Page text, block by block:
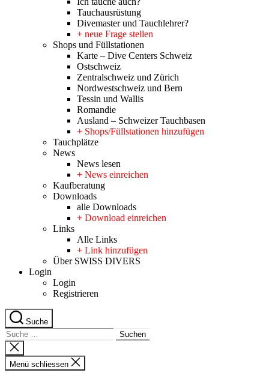
Tauchausrüstung
Divemaster und Tauchlehrer?
+ neue Frage stellen
Shops und Füllstationen
Karte – Dive Centers Schweiz
Ostschweiz
Zentralschweiz und Zürich
Nordwestschweiz und Bern
Tessin und Wallis
Romandie
Ausland – Schweizer Tauchbasen
+ Shops/Füllstationen hinzufügen
Tauchplätze
News
News lesen
+ News einreichen
Kaufberatung
Downloads
alle Downloads
+ Download einreichen
Links
Alle Links
+ Link hinzufügen
Über SWISS DIVERS
Login
Login
Registrieren
Suche
Suche
nach:
Suche
schliessen
Menü schliessen